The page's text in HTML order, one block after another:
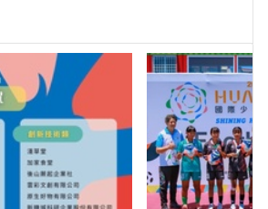
的今日新聞報導 最新的在地資